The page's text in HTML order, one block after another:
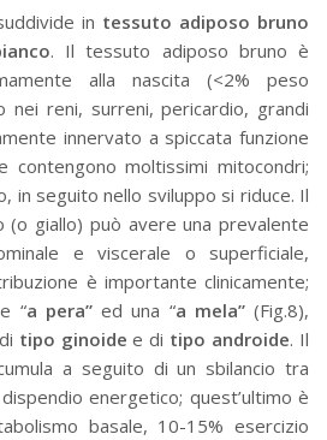
in tessuto adiposo bruno
. Il tessuto adiposo bruno è
alla nascita (<2% peso
nei reni, surreni, pericardio, grandi
innervato a spiccata funzione
contengono moltissimi mitocondri;
in seguito nello sviluppo si riduce. Il
(o giallo) può avere una prevalente
e viscerale o superficiale,
è importante clinicamente;
“a pera”ed una “a mela”(Fig.8),
tipo ginoide e di tipo androide. Il
a seguito di un sbilancio tra
energetico; quest’ultimo è
basale, 10-15% esercizio